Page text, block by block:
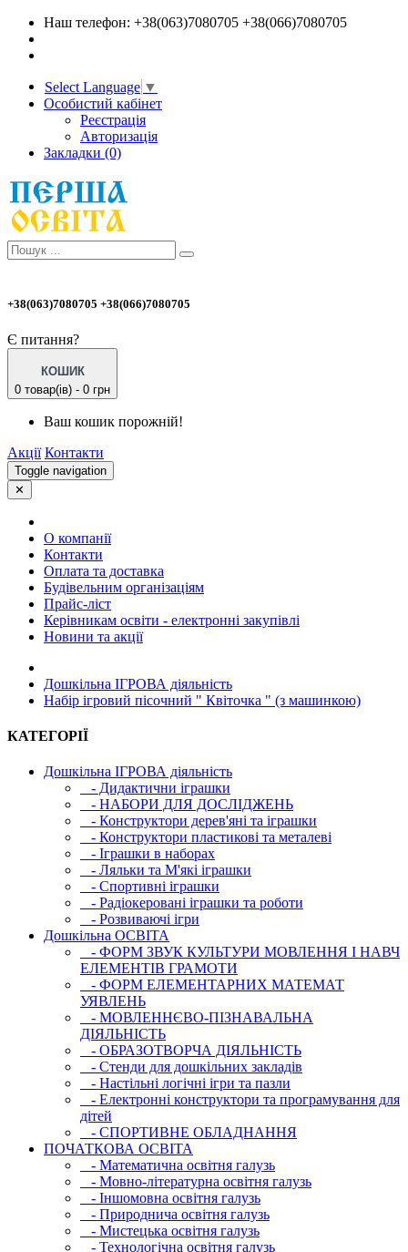
Наш телефон: +38(063)7080705 +38(066)7080705
Select Language ▼
Особистий кабінет
Реєстрація
Авторизація
Закладки (0)
+38(063)7080705 +38(066)7080705
Є питання?
КОШИК
0 товар(ів) - 0 грн
Ваш кошик порожній!
Акції Контакти
Toggle navigation
✕
О компанії
Контакти
Оплата та доставка
Будівельним організаціям
Прайс-ліст
Керівникам освіти - електронні закупівлі
Новини та акції
Дошкільна ІГРОВА діяльність
Набір ігровий пісочний " Квіточка " (з машинкою)
КАТЕГОРІЇ
Дошкільна ІГРОВА діяльність
- Дидактични іграшки
- НАБОРИ ДЛЯ ДОСЛІДЖЕНЬ
- Конструктори дерев'яні та іграшки
- Конструктори пластикові та металеві
- Іграшки в наборах
- Ляльки та М'які іграшки
- Спортивні іграшки
- Радіокеровані іграшки та роботи
- Розвиваючі ігри
Дошкільна ОСВIТА
- ФОРМ ЗВУК КУЛЬТУРИ МОВЛЕННЯ І НАВЧ
ЕЛЕМЕНТІВ ГРАМОТИ
- ФОРМ ЕЛЕМЕНТАРНИХ МАТЕМАТ
УЯВЛЕНЬ
- МОВЛЕННЄВО-ПІЗНАВАЛЬНА
ДІЯЛЬНІСТЬ
- ОБРАЗОТВОРЧА ДІЯЛЬНІСТЬ
- Стенди для дошкільних закладів
- Настільні логічні ігри та пазли
- Електронні конструктори та програмування для
дітей
- СПОРТИВНЕ ОБЛАДНАННЯ
ПОЧАТКОВА ОСВIТА
- Математична освітня галузь
- Мовно-літературна освітня галузь
- Iншомовна освітня галузь
- Природнича освітня галузь
- Мистецька освітня галузь
- Технологічна освітня галузь